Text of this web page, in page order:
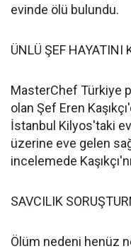
evinde ölü bulundu.
ÜNLÜ ŞEF HAYATINI
MasterChef Türkiye
olan Şef Eren
İstanbul Kilyos'taki
üzerine eve gelen
incelemede
SAVCILIK
Ölüm nedeni henüz